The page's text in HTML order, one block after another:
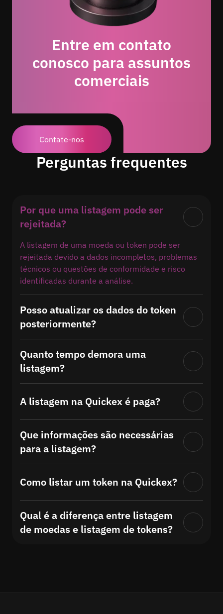
Entre em contato
conosco para assuntos
comerciais
Contate-nos
Perguntas frequentes
Por que uma listagem pode ser
rejeitada?
A listagem de uma moeda ou token pode ser
rejeitada devido a dados incompletos, problemas
técnicos ou questões de conformidade e risco
identificadas durante a análise.
Posso atualizar os dados do token
posteriormente?
Quanto tempo demora uma
listagem?
A listagem na Quickex é paga?
Que informações são necessárias
para a listagem?
Como listar um token na Quickex?
Qual é a diferença entre listagem
de moedas e listagem de tokens?